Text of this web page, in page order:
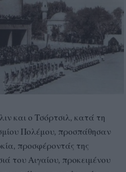
και ο Τσόρτσιλ, κατά τη
Πολέμου, προσπάθησαν
προσφέροντάς της
του Αιγαίου, προκειμένου